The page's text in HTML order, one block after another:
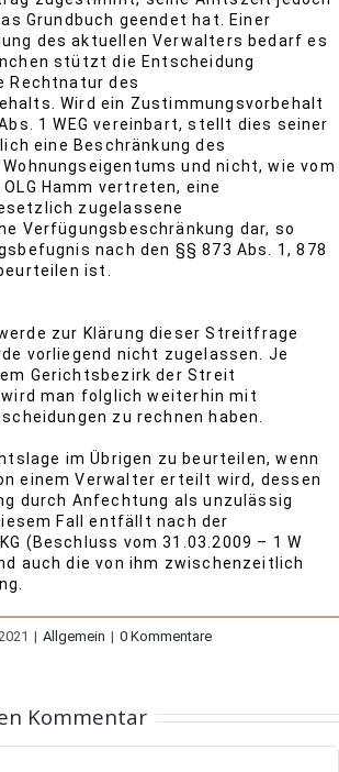
Grundbuch geendet hat. Einer
des aktuellen Verwalters bedarf es
stützt die Entscheidung
Rechtnatur des
Wird ein Zustimmungsvorbehalt
1 WEG vereinbart, stellt dies seiner
eine Beschränkung des
und nicht, wie vom
OLG Hamm vertreten, eine
zugelassene
Verfügungsbeschränkung dar, so
nach den §§ 873 Abs. 1, 878
ist.
zur Klärung dieser Streitfrage
vorliegend nicht zugelassen. Je
Gerichtsbezirk der Streit
man folglich weiterhin mit
zu rechnen haben.
im Übrigen zu beurteilen, wenn
einem Verwalter erteilt wird, dessen
durch Anfechtung als unzulässig
Fall entfällt nach der
(Beschluss vom 31.03.2009 – 1 W
auch die von ihm zwischenzeitlich
| Allgemein | 0 Kommentare
Kommentar